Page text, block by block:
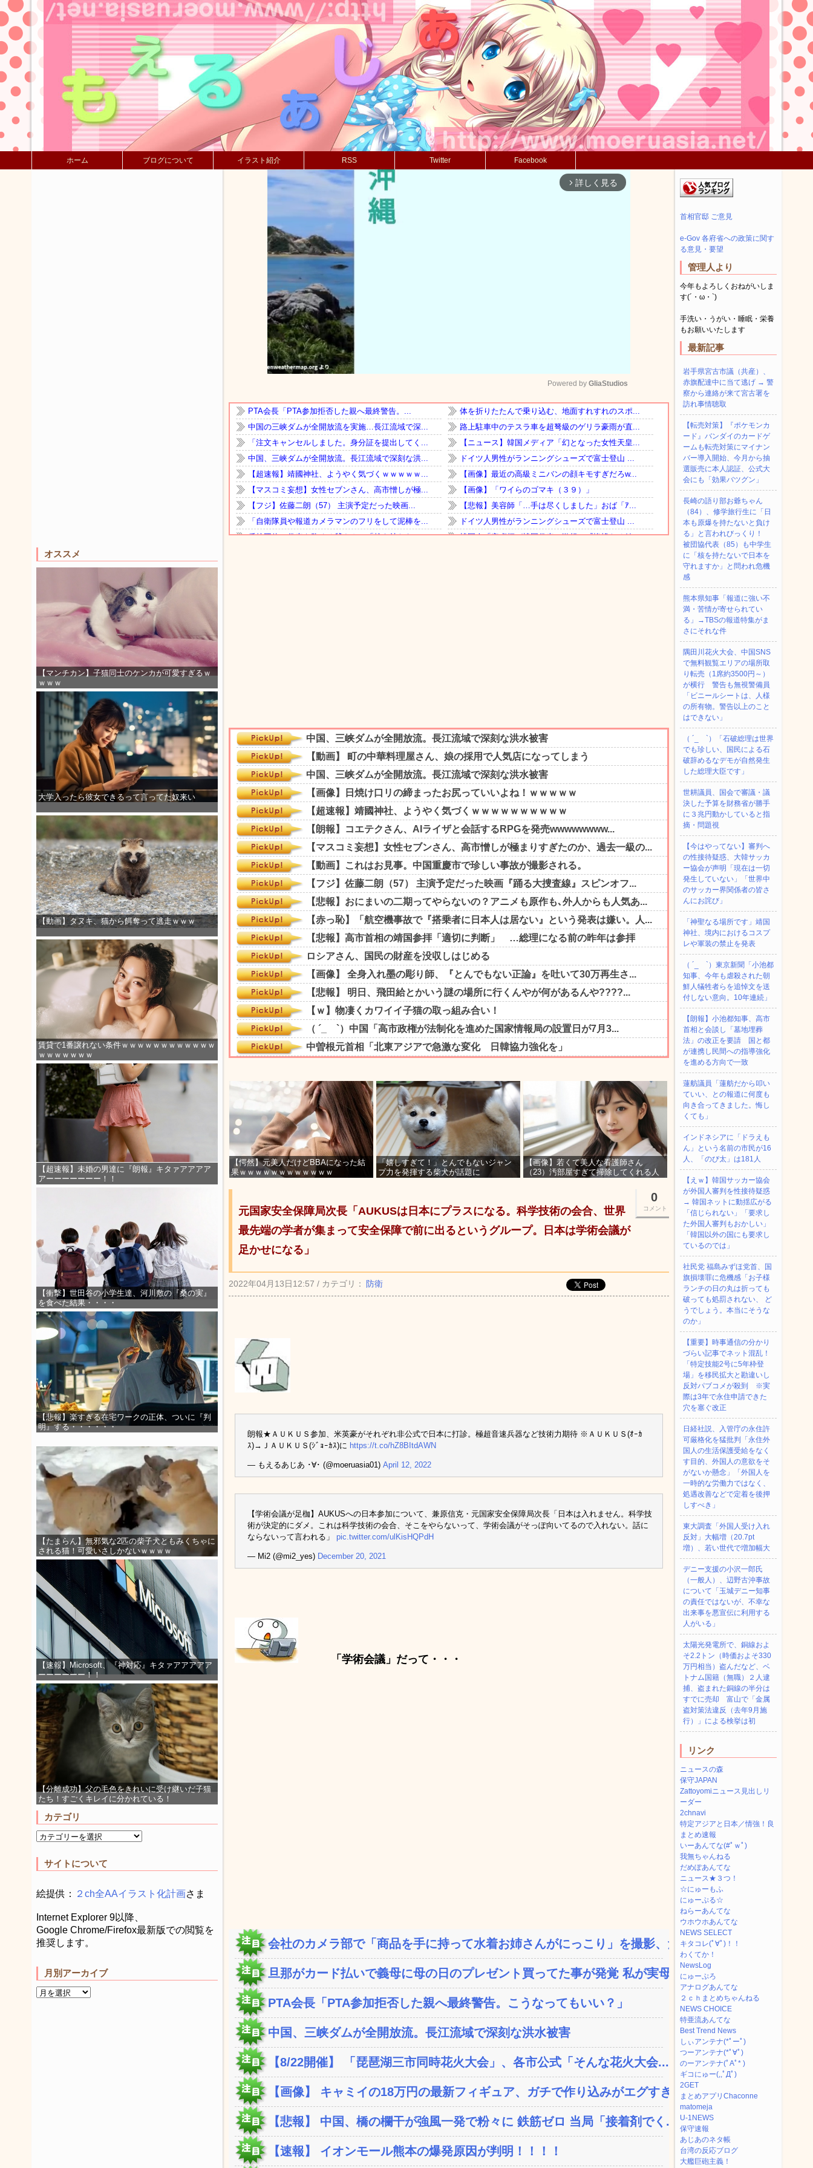
ホーム ブログについて イラスト紹介 RSS Twitter Facebook
オススメ
【マンチカン】子猫同士のケンカが可愛すぎるｗ
ｗｗｗ
大学入ったら彼女できるって言ってた奴来い
【動画】タヌキ、猫から餌奪って逃走ｗｗｗ
賃貸で1番譲れない条件ｗｗｗｗｗｗｗｗｗｗｗｗ
ｗｗｗｗｗｗｗ
【超速報】未婚の男達に『朗報』キタァアアアア
アーーーーーーー！！
【衝撃】世田谷の小学生達、河川敷の『桑の実』
を食べた結果・・・・
【悲報】楽すぎる在宅ワークの正体、ついに『判
明』する・・・・・・
【たまらん】無邪気な2匹の柴子犬ともみくちゃに
される猫！可愛いさしかないｗｗｗｗ
【速報】Microsoft、『神対応』キタァアアアアア
ーーーーーー！！
【分離成功】父の毛色をきれいに受け継いだ子猫
たち！すごくキレイに分かれている！
カテゴリ
サイトについて
絵提供： ２ch全AAイラスト化計画さま
Internet Explorer 9以降、
Google Chrome/Firefox最新版での閲覧を
推奨します。
月別アーカイブ
arrow_forward_ios 詳しく見る
Mute
Powered by GliaStudios
【愕然】元美人だけどBBAになった結
果ｗｗｗｗｗｗｗｗｗｗｗｗ
「嬉しすぎて！」とんでもないジャン
プ力を発揮する柴犬が話題に
【画像】若くて美人な看護師さん
（23）汚部屋すぎて掃除してくれる人
0
コメント
元国家安全保障局次長「AUKUSは日本にプラスになる。科学技術の会合、世界
最先端の学者が集まって安全保障で前に出るというグループ。日本は学術会議が
足かせになる」
2022年04月13日12:57 / カテゴリ： 防衛
朗報★ＡＵＫＵＳ参加、米英豪がそれぞれ非公式で日本に打診。極超音速兵器など技術力期待 ※ＡＵＫＵＳ(ｵｰｶ
ｽ)→ＪＡＵＫＵＳ(ｼﾞｮｰｶｽ)に https://t.co/hZ8BItdAWN
— もえるあじあ ･∀･ (@moeruasia01) April 12, 2022
【学術会議が足枷】AUKUSへの日本参加について、兼原信克・元国家安全保障局次長「日本は入れません。科学技
術が決定的にダメ。これは科学技術の会合、そこをやらないって、学術会議がそっぽ向いてるので入れない。話に
ならないって言われる」 pic.twitter.com/ulKisHQPdH
— Mi2 (@mi2_yes) December 20, 2021
「学術会議」だって・・・
会社のカメラ部で「商品を手に持って水着お姉さんがにっこり」を撮影、だが...
旦那がカード払いで義母に母の日のプレゼント買ってた事が発覚 私が実母に...
PTA会長「PTA参加拒否した親へ最終警告。こうなってもいい？」
中国、三峡ダムが全開放流。長江流域で深刻な洪水被害
【8/22開催】 「琵琶湖三市同時花火大会」、各市公式「そんな花火大会...
【画像】 キャミイの18万円の最新フィギュア、ガチで作り込みがエグすぎ...
【悲報】 中国、橋の欄干が強風一発で粉々に 鉄筋ゼロ 当局「接着剤でく...
【速報】 イオンモール熊本の爆発原因が判明！！！！
首相官邸 ご意見
e-Gov 各府省への政策に関す
る意見・要望
管理人より
今年もよろしくおねがいしま
す(´・ω・`)
手洗い・うがい・睡眠・栄養
もお願いいたします
最新記事
岩手県宮古市議（共産）、
赤旗配達中に当て逃げ → 警
察から連絡が来て宮古署を
訪れ事情聴取
【転売対策】『ポケモンカ
ード』バンダイのカードゲ
ームも転売対策にマイナン
バー導入開始、今月から抽
選販売に本人認証、公式大
会にも「効果バツグン」
長崎の語り部お爺ちゃん
（84）、修学旅行生に「日
本も原爆を持たないと負け
る」と言われびっくり！
被団協代表（85）も中学生
に「核を持たないで日本を
守れますか」と問われ危機
感
熊本県知事「報道に強い不
満・苦情が寄せられてい
る」→TBSの報道特集がま
さにそれな件
隅田川花火大会、中国SNS
で無料観覧エリアの場所取
り転売（1席約3500円～）
が横行 警告も無視警備員
「ビニールシートは、人様
の所有物。警告以上のこと
はできない」
（ ´_ゝ`）「石破総理は世界
でも珍しい、国民による石
破辞めるなデモが自然発生
した総理大臣です」
世耕議員、国会で審議・議
決した予算を財務省が勝手
に３兆円動かしていると指
摘・問題視
【今はやってない】審判へ
の性接待疑惑、大韓サッカ
ー協会が声明「現在は一切
発生していない」「世界中
のサッカー界関係者の皆さ
んにお詫び」
「神聖なる場所です」靖国
神社、境内におけるコスプ
レや軍装の禁止を発表
（ ´_ゝ`）東京新聞「小池都
知事、今年も虐殺された朝
鮮人犠牲者らを追悼文を送
付しない意向。10年連続」
【朗報】小池都知事、高市
首相と会談し「墓地埋葬
法」の改正を要請 国と都
が連携し民間への指導強化
を進める方向で一致
蓮舫議員「蓮舫だから叩い
ていい、との報道に何度も
向き合ってきました。悔し
くても」
インドネシアに「ドラえも
ん」という名前の市民が16
人、「のび太」は181人
【えｗ】韓国サッカー協会
が外国人審判を性接待疑惑
→ 韓国ネットに動揺広がる
「信じられない」「要求し
た外国人審判もおかしい」
「韓国以外の国にも要求し
ているのでは」
社民党 福島みずほ党首、国
旗損壊罪に危機感「お子様
ランチの日の丸は折っても
破っても処罰されない、 ど
うでしょう。本当にそうな
のか」
【重要】時事通信の分かり
づらい記事でネット混乱！
「特定技能2号に5年枠登
場」を移民拡大と勘違いし
反対パブコメが殺到 ※実
際は3年で永住申請できた
穴を塞ぐ改正
日経社説、入管庁の永住許
可厳格化を猛批判「永住外
国人の生活保護受給をなく
す目的、外国人の意欲をそ
がないか懸念」「外国人を
一時的な労働力ではなく、
処遇改善などで定着を後押
しすべき」
東大調査「外国人受け入れ
反対」大幅増（20.7pt
増）、若い世代で増加幅大
デニー支援の小沢一郎氏
（一般人）、辺野古沖事故
について「玉城デニー知事
の責任ではないが、不幸な
出来事を悪宣伝に利用する
人がいる」
太陽光発電所で、銅線およ
そ2.2トン（時価およそ330
万円相当）盗んだなど、ベ
トナム国籍（無職）２人逮
捕、盗まれた銅線の半分は
すでに売却 富山で「金属
盗対策法違反（去年9月施
行）」による検挙は初
リンク
ニュースの森
保守JAPAN
Zattoyomiニュース見出しリ
ーダー
2chnavi
特定アジアと日本／情強！良
まとめ速報
いーあんてな(#ﾟｗﾟ)
我無ちゃんねる
だめぽあんてな
ニュース★３つ！
☆にゅーもふ
にゅーぷる☆
ねらーあんてな
ウホウホあんてな
NEWS SELECT
キタコレ(ﾟ∀ﾟ)！！
わくてか！
NewsLog
にゅーぷろ
アナログあんてな
２ｃｈまとめちゃんねる
NEWS CHOICE
特亜流あんてな
Best Trend News
しぃアンテナ(*ﾟーﾟ)
つーアンテナ(*ﾟ∀ﾟ)
のーアンテナ(ﾟAﾟ* )
ギコにゅー(,,ﾟДﾟ)
2GET
まとめアプリChaconne
matomeja
U-1NEWS
保守速報
あじあのネタ帳
台湾の反応ブログ
大艦巨砲主義！